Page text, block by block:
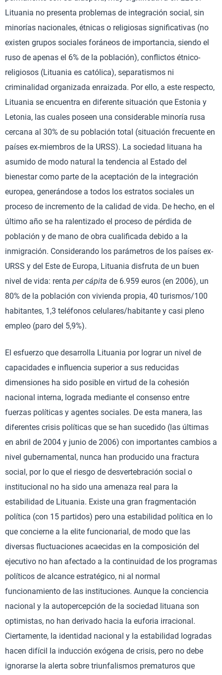
Lituania no presenta problemas de integración social, sin
minorías nacionales, étnicas o religiosas significativas (no
existen grupos sociales foráneos de importancia, siendo el
ruso de apenas el 6% de la población), conflictos étnico-
religiosos (Lituania es católica), separatismos ni
criminalidad organizada enraizada. Por ello, a este respecto,
Lituania se encuentra en diferente situación que Estonia y
Letonia, las cuales poseen una considerable minoría rusa
cercana al 30% de su población total (situación frecuente en
países ex-miembros de la URSS). La sociedad lituana ha
asumido de modo natural la tendencia al Estado del
bienestar como parte de la aceptación de la integración
europea, generándose a todos los estratos sociales un
proceso de incremento de la calidad de vida. De hecho, en el
último año se ha ralentizado el proceso de pérdida de
población y de mano de obra cualificada debido a la
inmigración. Considerando los parámetros de los países ex-
URSS y del Este de Europa, Lituania disfruta de un buen
nivel de vida: renta per cápita de 6.959 euros (en 2006), un
80% de la población con vivienda propia, 40 turismos/100
habitantes, 1,3 teléfonos celulares/habitante y casi pleno
empleo (paro del 5,9%).
El esfuerzo que desarrolla Lituania por lograr un nivel de
capacidades e influencia superior a sus reducidas
dimensiones ha sido posible en virtud de la cohesión
nacional interna, lograda mediante el consenso entre
fuerzas políticas y agentes sociales. De esta manera, las
diferentes crisis políticas que se han sucedido (las últimas
en abril de 2004 y junio de 2006) con importantes cambios a
nivel gubernamental, nunca han producido una fractura
social, por lo que el riesgo de desvertebración social o
institucional no ha sido una amenaza real para la
estabilidad de Lituania. Existe una gran fragmentación
política (con 15 partidos) pero una estabilidad política en lo
que concierne a la elite funcionarial, de modo que las
diversas fluctuaciones acaecidas en la composición del
ejecutivo no han afectado a la continuidad de los programas
políticos de alcance estratégico, ni al normal
funcionamiento de las instituciones. Aunque la conciencia
nacional y la autopercepción de la sociedad lituana son
optimistas, no han derivado hacia la euforia irracional.
Ciertamente, la identidad nacional y la estabilidad logradas
hacen difícil la inducción exógena de crisis, pero no debe
ignorarse la alerta sobre triunfalismos prematuros que